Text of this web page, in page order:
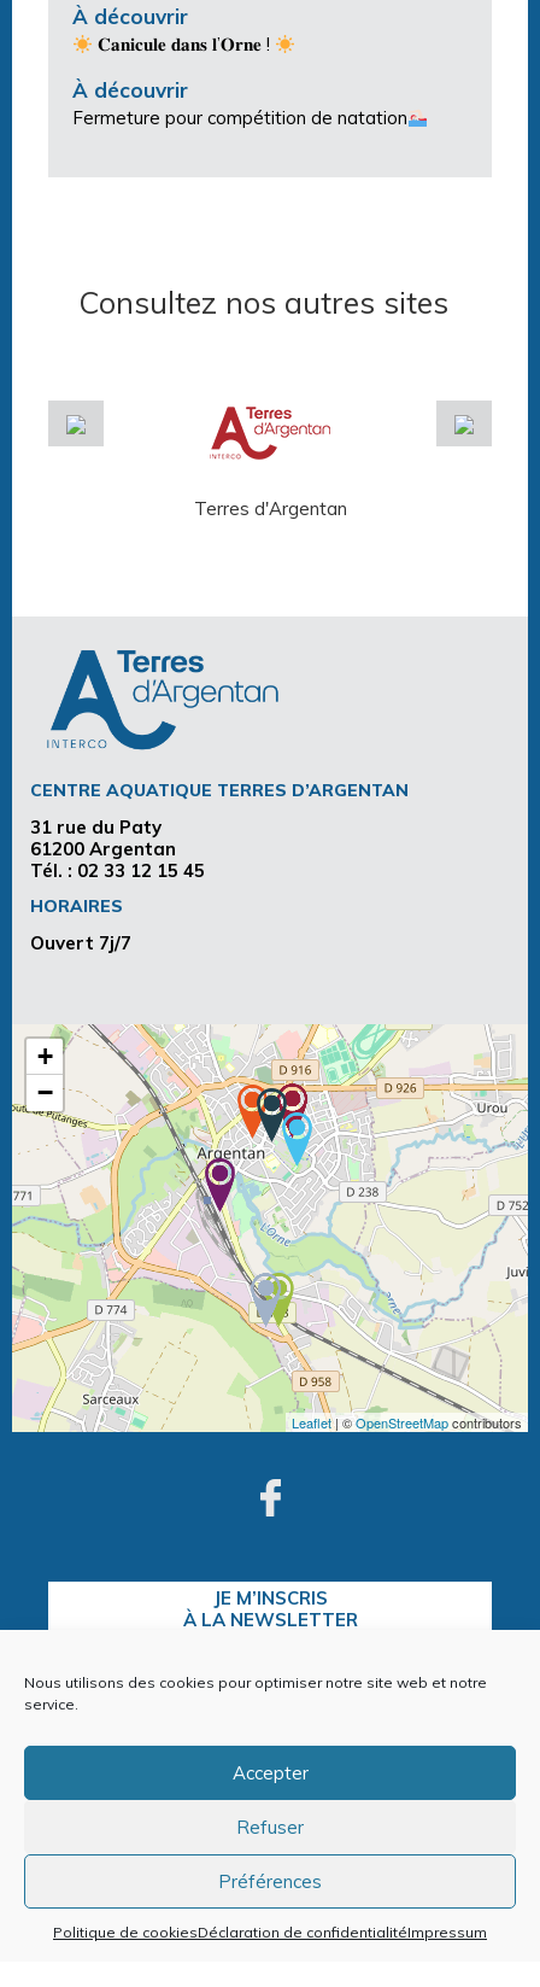
Nous utilisons des cookies pour optimiser notre site web et notre
service.
Accepter
Refuser
Préférences
Politique de cookiesDéclaration de confidentialitéImpressum
À découvrir
𝐂𝐚𝐧𝐢𝐜𝐮𝐥𝐞 𝐝𝐚𝐧𝐬 𝐥’𝐎𝐫𝐧𝐞 !
À découvrir
Fermeture pour compétition de natation
Consultez nos autres sites
Terres d'Argentan
CENTRE AQUATIQUE TERRES D’ARGENTAN
31 rue du Paty
61200 Argentan
Tél. : 02 33 12 15 45
HORAIRES
Ouvert 7j/7
+
−
Leaflet| ©OpenStreetMapcontributors
JE M’INSCRIS
À LA NEWSLETTER
Politique de cookies (EU)